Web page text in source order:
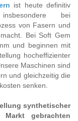
ist heute definitiv
bei
von Fasern und
Bei Soft Gem
und beginnen mit
hocheffizienter
Maschinen sind
und gleichzeitig die
senken.
synthetischer
gebrachten